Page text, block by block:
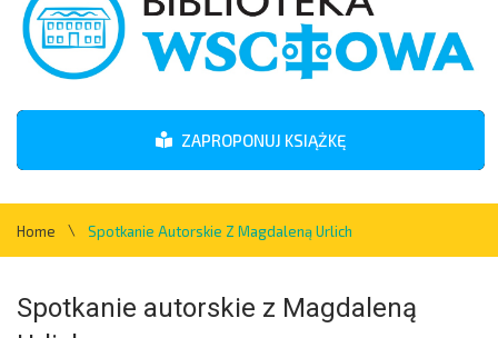
O nas
Wydarzenia
Kontakt
ZAPROPONUJ KSIĄŻKĘ
Home \ Spotkanie Autorskie Z Magdaleną Urlich
Spotkanie autorskie z Magdaleną